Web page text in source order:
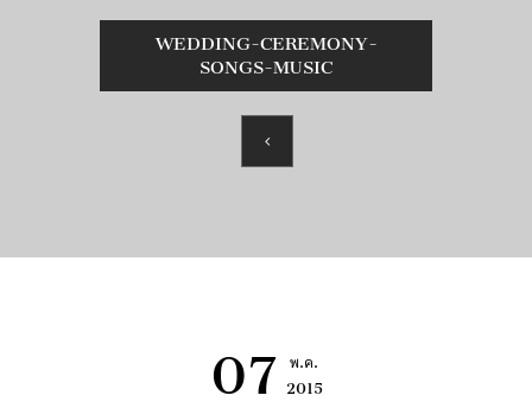
WEDDING-CEREMONY-
SONGS-MUSIC
07
พ.ค.
2015